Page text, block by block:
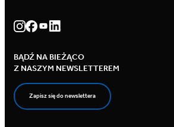
BĄDŹ NA BIEŻĄCO
Z NASZYM NEWSLETTEREM
Zapisz się do newslettera